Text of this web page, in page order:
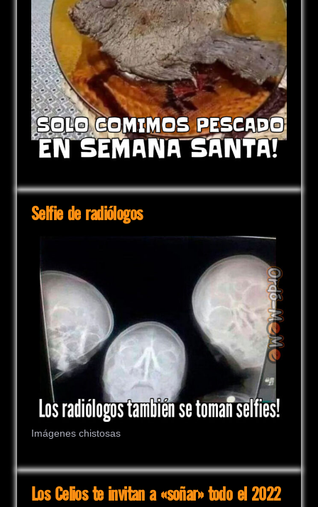
Selfie de radiólogos
Imágenes chistosas
Los Celios te invitan a «soñar» todo el 2022